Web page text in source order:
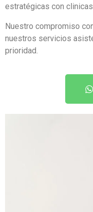
estratégicas con
Nuestro compromiso
nuestros servicios
prioridad.